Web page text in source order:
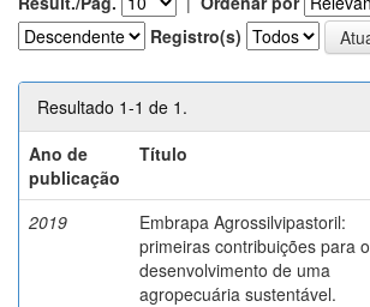
Registro(s)
Resultado 1-1 de 1.
Ano de
publicação
Título
2019
Embrapa Agrossilvipastoril:
primeiras contribuições para o
desenvolvimento de uma
agropecuária sustentável.